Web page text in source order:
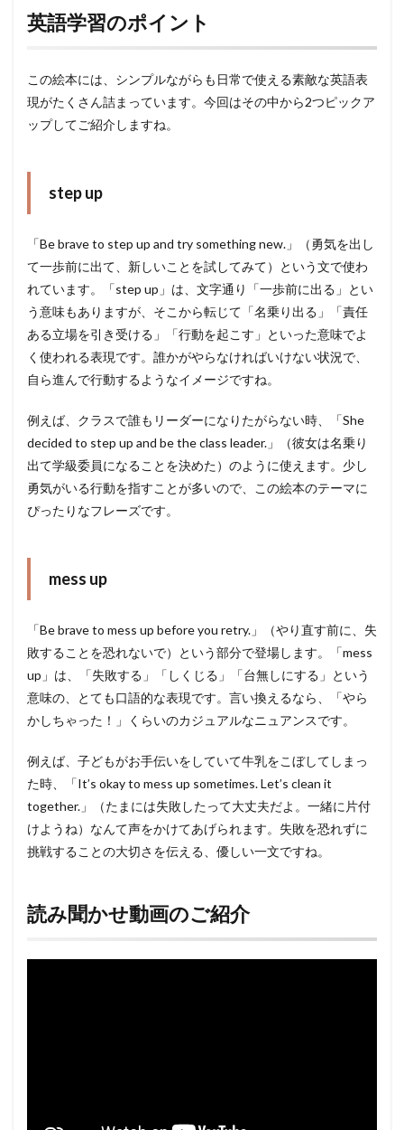
英語学習のポイント
この絵本には、シンプルながらも日常で使える素敵な英語表
現がたくさん詰まっています。今回はその中から2つピックア
ップしてご紹介しますね。
step up
「Be brave to step up and try something new.」（勇気を出し
て一歩前に出て、新しいことを試してみて）という文で使わ
れています。「step up」は、文字通り「一歩前に出る」とい
う意味もありますが、そこから転じて「名乗り出る」「責任
ある立場を引き受ける」「行動を起こす」といった意味でよ
く使われる表現です。誰かがやらなければいけない状況で、
自ら進んで行動するようなイメージですね。
例えば、クラスで誰もリーダーになりたがらない時、「She
decided to step up and be the class leader.」（彼女は名乗り
出て学級委員になることを決めた）のように使えます。少し
勇気がいる行動を指すことが多いので、この絵本のテーマに
ぴったりなフレーズです。
mess up
「Be brave to mess up before you retry.」（やり直す前に、失
敗することを恐れないで）という部分で登場します。「mess
up」は、「失敗する」「しくじる」「台無しにする」という
意味の、とても口語的な表現です。言い換えるなら、「やら
かしちゃった！」くらいのカジュアルなニュアンスです。
例えば、子どもがお手伝いをしていて牛乳をこぼしてしまっ
た時、「It’s okay to mess up sometimes. Let’s clean it
together.」（たまには失敗したって大丈夫だよ。一緒に片付
けようね）なんて声をかけてあげられます。失敗を恐れずに
挑戦することの大切さを伝える、優しい一文ですね。
読み聞かせ動画のご紹介